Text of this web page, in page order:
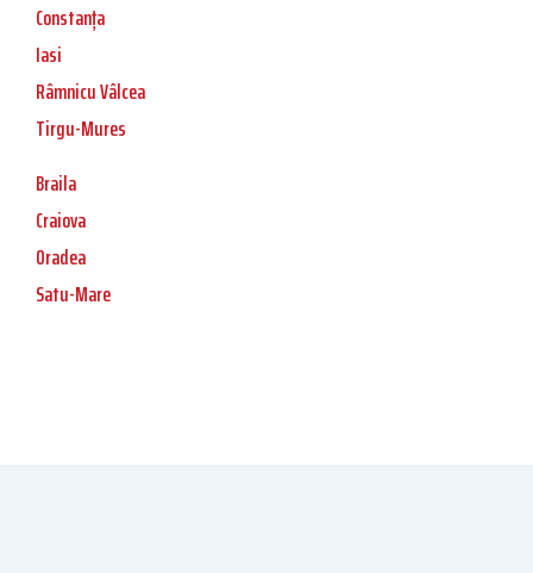
Constanța
Iasi
Râmnicu Vâlcea
Tirgu-Mures
Braila
Craiova
Oradea
Satu-Mare